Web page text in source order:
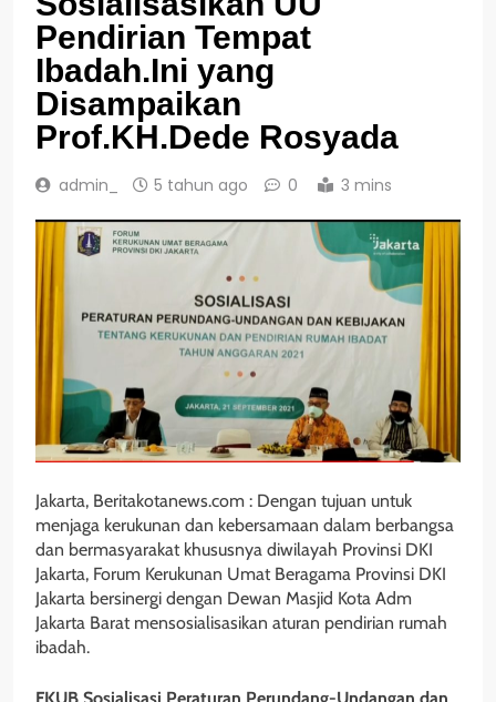
Pendirian Tempat
Ibadah.Ini yang
Disampaikan
Prof.KH.Dede Rosyada
admin_ 5 tahun ago 0 3 mins
Jakarta, Beritakotanews.com : Dengan tujuan untuk
menjaga kerukunan dan kebersamaan dalam berbangsa
dan bermasyarakat khususnya diwilayah Provinsi DKI
Jakarta, Forum Kerukunan Umat Beragama Provinsi DKI
Jakarta bersinergi dengan Dewan Masjid Kota Adm
Jakarta Barat mensosialisasikan aturan pendirian rumah
ibadah.